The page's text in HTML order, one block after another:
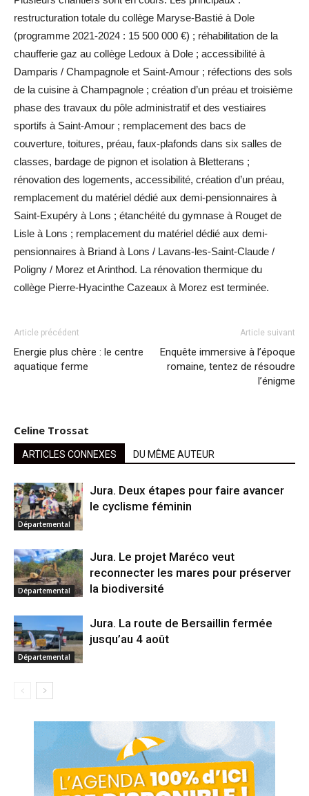
restructuration totale du collège Maryse-Bastié à Dole
(programme 2021-2024 : 15 500 000 €) ; réhabilitation de la
chaufferie gaz au collège Ledoux à Dole ; accessibilité à
Damparis / Champagnole et Saint-Amour ; réfections des sols
de la cuisine à Champagnole ; création d’un préau et troisième
phase des travaux du pôle administratif et des vestiaires
sportifs à Saint-Amour ; remplacement des bacs de
couverture, toitures, préau, faux-plafonds dans six salles de
classes, bardage de pignon et isolation à Bletterans ;
rénovation des logements, accessibilité, création d’un préau,
remplacement du matériel dédié aux demi-pensionnaires à
Saint-Exupéry à Lons ; étanchéité du gymnase à Rouget de
Lisle à Lons ; remplacement du matériel dédié aux demi-
pensionnaires à Briand à Lons / Lavans-les-Saint-Claude /
Poligny / Morez et Arinthod. La rénovation thermique du
collège Pierre-Hyacinthe Cazeaux à Morez est terminée.
Article précédent
Energie plus chère : le centre
aquatique ferme
Article suivant
Enquête immersive à l’époque
romaine, tentez de résoudre
l’énigme
Celine Trossat
ARTICLES CONNEXES DU MÊME AUTEUR
Départemental
Jura. Deux étapes pour faire avancer
le cyclisme féminin
Départemental
Jura. Le projet Maréco veut
reconnecter les mares pour préserver
la biodiversité
Départemental
Jura. La route de Bersaillin fermée
jusqu’au 4 août